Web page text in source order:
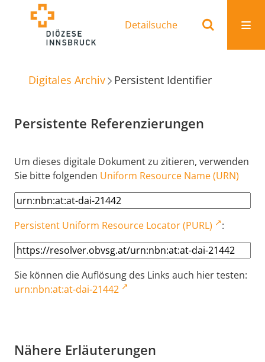
Detailsuche
Digitales Archiv Persistent Identifier
Persistente Referenzierungen
Um dieses digitale Dokument zu zitieren, verwenden
Sie bitte folgenden Uniform Resource Name (URN)
Persistent Uniform Resource Locator (PURL) :
Sie können die Auflösung des Links auch hier testen:
urn:nbn:at:at-dai-21442
Nähere Erläuterungen